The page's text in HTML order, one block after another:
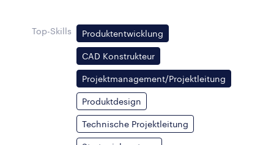
Top-Skills Produktentwicklung
CAD Konstrukteur
Projektmanagement/Projektleitung
Produktdesign
Technische Projektleitung